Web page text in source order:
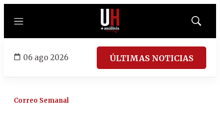
Menú
Mostrar
06 ago 2026 ÚLTIMAS NOTICIAS
Correo Semanal